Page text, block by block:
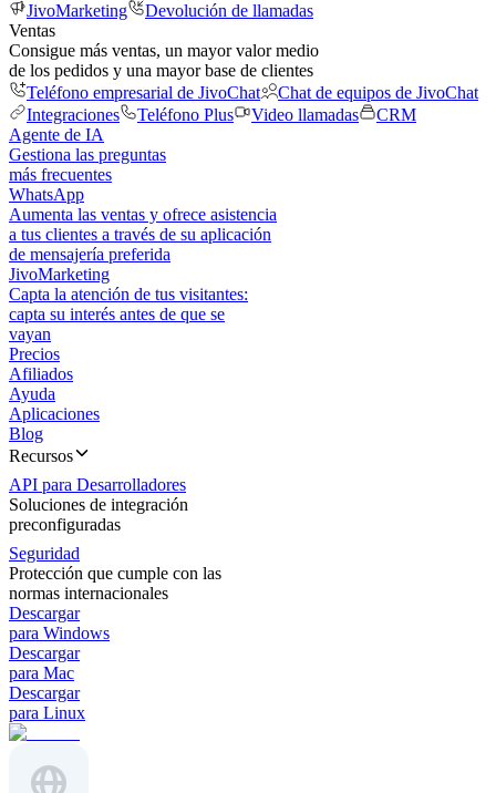
JivoMarketing
Devolución de llamadas
Ventas
Consigue más ventas, un mayor valor medio
de los pedidos y una mayor base de clientes
Teléfono empresarial de JivoChat
Chat de equipos de JivoChat
Integraciones
Teléfono Plus Video llamadas
CRM
Agente de IA
Gestiona las preguntas
más frecuentes
WhatsApp
Aumenta las ventas y ofrece asistencia
a tus clientes a través de su aplicación
de mensajería preferida
JivoMarketing
Capta la atención de tus visitantes:
capta su interés antes de que se
vayan
Precios
Afiliados
Ayuda
Aplicaciones
Blog
Recursos
API para Desarrolladores
Soluciones de integración
preconfiguradas
Seguridad
Protección que cumple con las
normas internacionales
Descargar
para Windows
Descargar
para Mac
Descargar
para Linux